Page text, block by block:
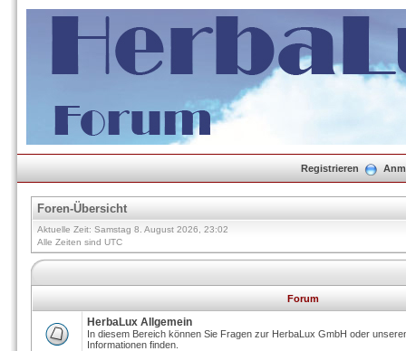
Registrieren
Foren-Übersicht
Aktuelle Zeit: Samstag 8. August 2026, 23:02
Alle Zeiten sind UTC
Forum
HerbaLux Allgemein
In diesem Bereich können Sie Fragen zur HerbaLux GmbH oder
Informationen finden.